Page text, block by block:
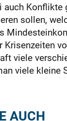
auch Konflikte
sollen,
Krisenzeiten
viele
viele kleine
AUCH